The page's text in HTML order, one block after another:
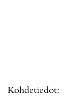
Kohdetiedot: